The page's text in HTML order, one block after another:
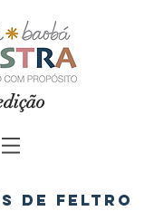
de feltro